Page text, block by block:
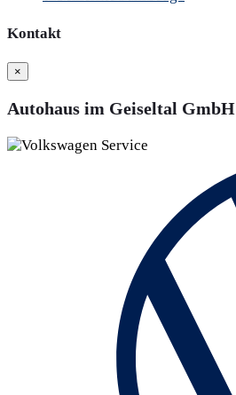
Kontakt
×
Autohaus im Geiseltal GmbH